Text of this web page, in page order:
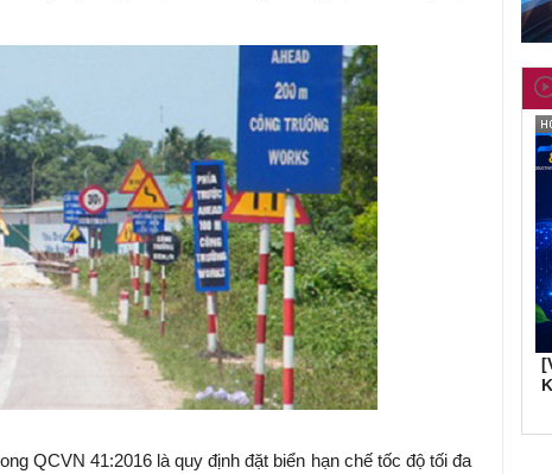
QCVN 41:2016 là quy định đặt biển hạn chế tốc độ tối đa